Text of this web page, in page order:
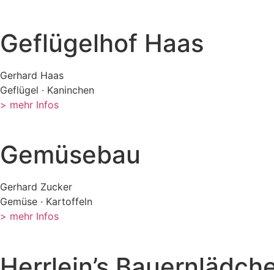
Geflügelhof Haas
Gerhard Haas
Geflügel · Kaninchen
> mehr Infos
Gemüsebau
Gerhard Zucker
Gemüse · Kartoffeln
> mehr Infos